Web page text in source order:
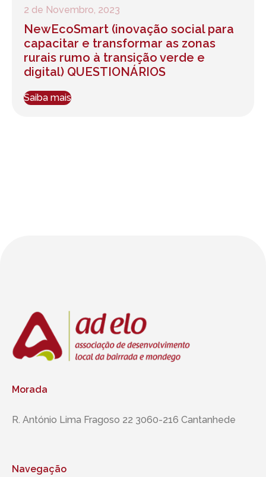
2 de Novembro, 2023
NewEcoSmart (inovação social para
capacitar e transformar as zonas
rurais rumo à transição verde e
digital) QUESTIONÁRIOS
Saiba mais
Morada
R. António Lima Fragoso 22 3060-216 Cantanhede
Navegação